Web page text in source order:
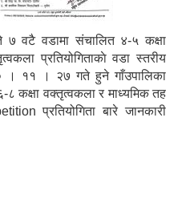
वटै वडामा संचालित ४-५ कक्षा
प्रतियोगिताकाे वडा स्तरीय
। ११ । २७ गते हुने गाँउपालिका
८ कक्षा वक्तृत्वकला र माध्यमिक तह
प्रतियोगिता बारे जानकारी